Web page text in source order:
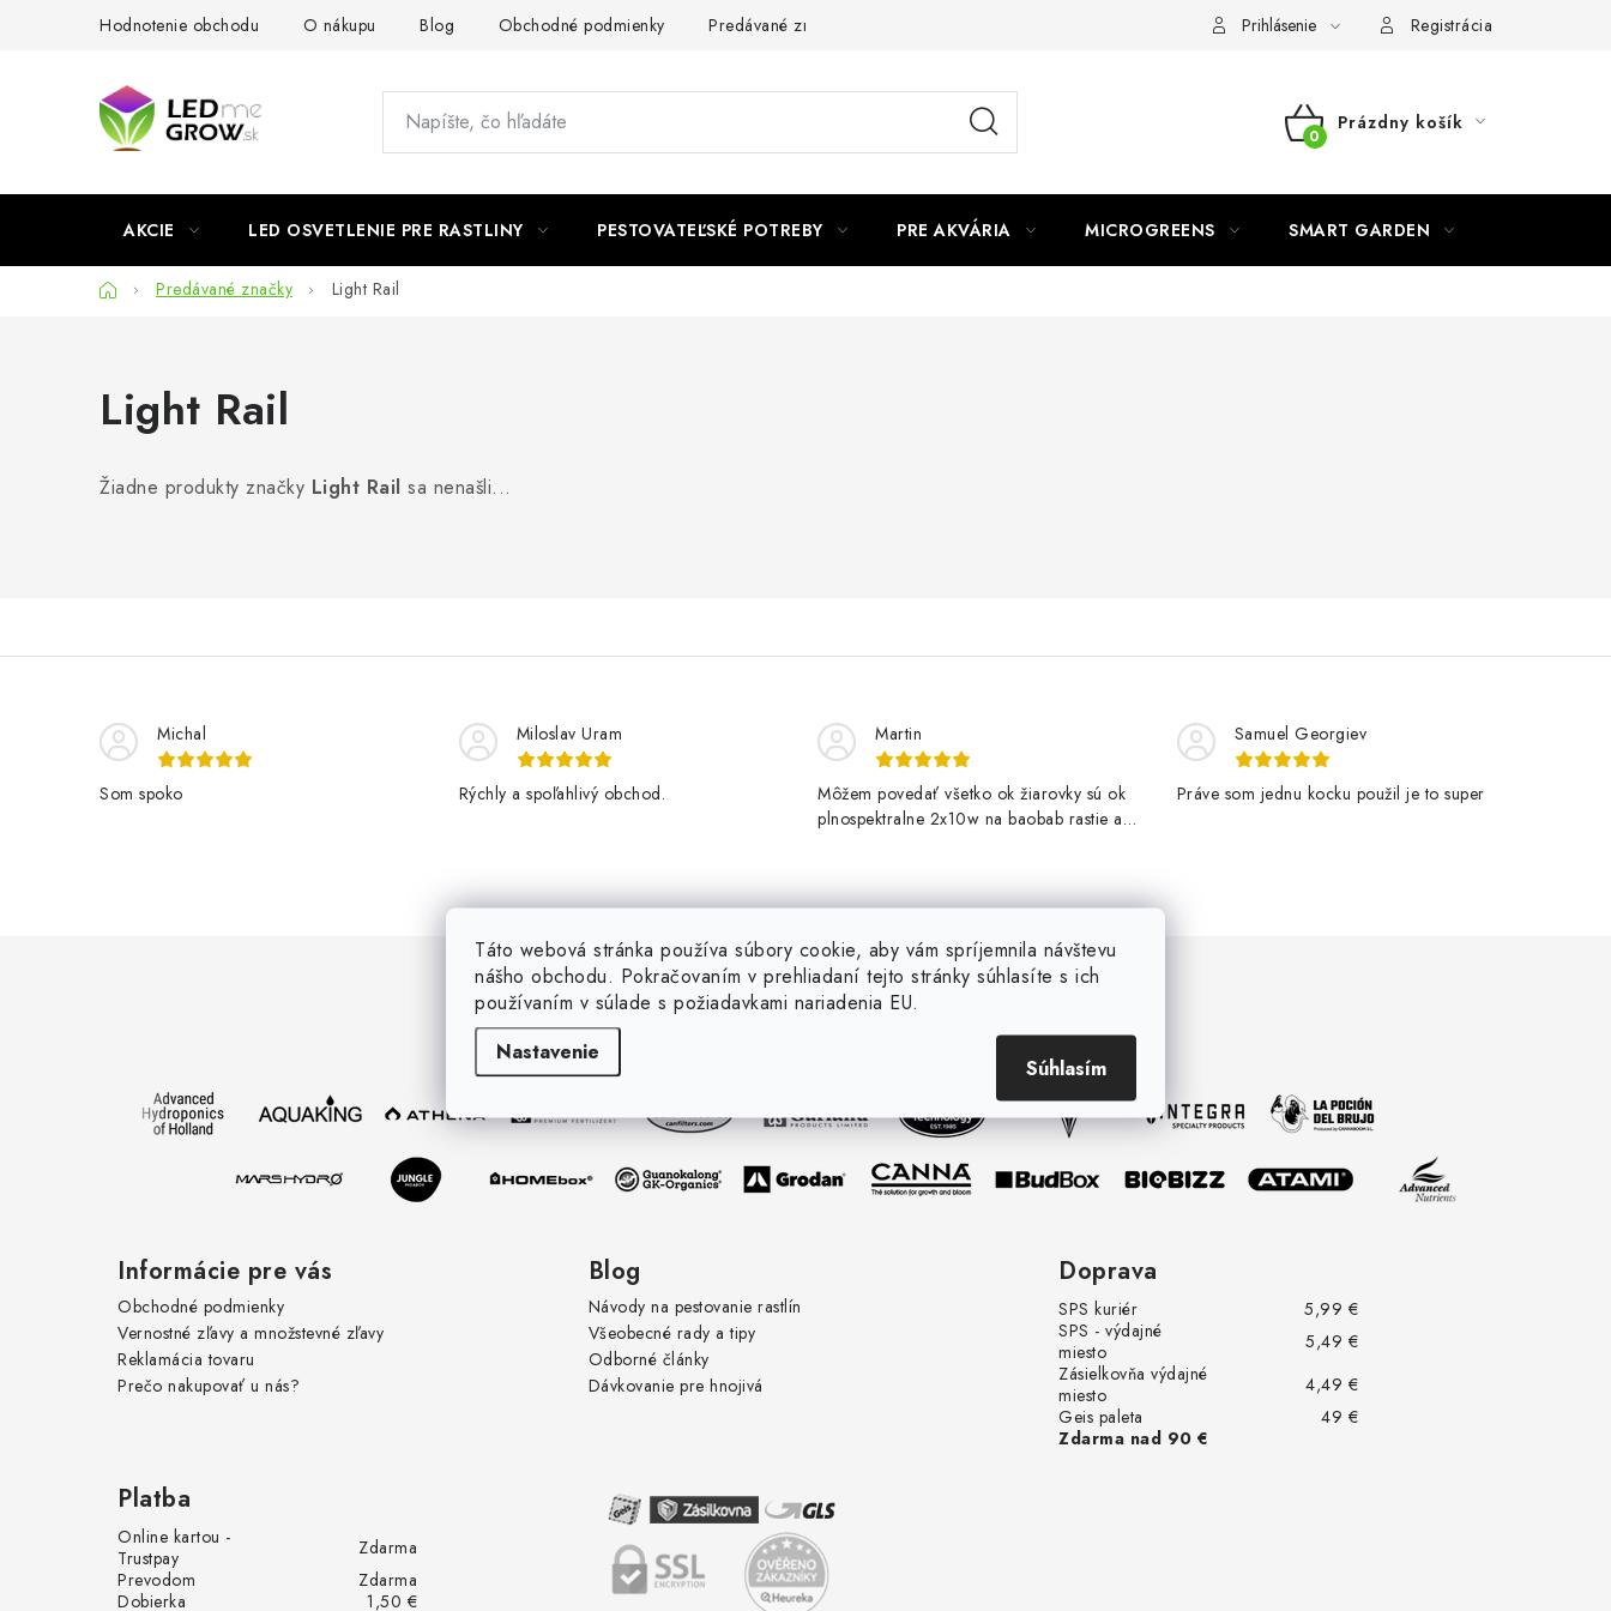
Táto webová stránka používa súbory cookie, aby vám spríjemnila návštevu
nášho obchodu. Pokračovaním v prehliadaní tejto stránky súhlasíte s ich
používaním v súlade s požiadavkami nariadenia EU.
Nastavenie
Súhlasím
Hodnotenie obchodu O nákupu Blog Obchodné podmienky Predávané značky Podmienky o ochrane osobných údajov
Prihlásenie Registrácia
NÁKUPNÝ
Prázdny košík
AKCIE LED OSVETLENIE PRE RASTLINY PESTOVATEĽSKÉ POTREBY PRE AKVÁRIA MICROGREENS SMART GARDEN
DomovPredávané značky Light Rail
Light Rail
Žiadne produkty značky Light Rail sa nenašli...
Michal
Som spoko
Miloslav Uram
Rýchly a spoľahlivý obchod.
Martin
Môžem povedať všetko ok žiarovky sú ok
plnospektralne 2x10w na baobab rastie a
Samuel Georgiev
Práve som jednu kocku použil je to super
(a viac...)
Informácie pre vás
Obchodné podmienky
Vernostné zľavy a množstevné zľavy
Reklamácia tovaru
Prečo nakupovať u nás?
Blog
Návody na pestovanie rastlín
Všeobecné rady a tipy
Odborné články
Dávkovanie pre hnojivá
Doprava
SPS kuriér
5,99 €
SPS - výdajné
miesto
5,49 €
Zásielkovňa výdajné
miesto
4,49 €
Geis paleta
49 €
Zdarma nad 90 €
Platba
Online kartou -
Trustpay
Zdarma
Prevodom
Zdarma
Dobierka
1,50 €